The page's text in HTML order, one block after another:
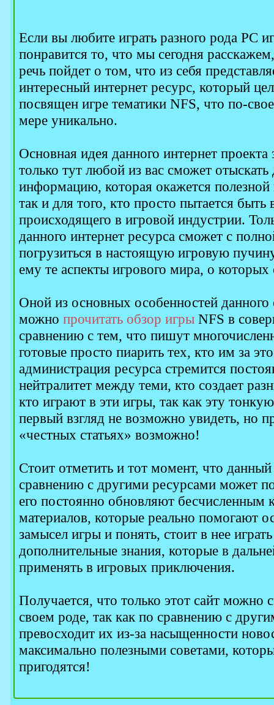
Если вы любите играть разного рода PC
понравится то, что мы сегодня
речь пойдет о том, что из себя
интересный интернет ресурс, который
посвящен игре тематики NFS, что по-
мере уникально.
Основная идея данного интернет
только тут любой из вас сможет
информацию, которая окажется полезной
так и для того, кто просто пытается быть
происходящего в игровой индустрии.
данного интернет ресурса сможет с
погрузиться в настоящую игровую
ему те аспекты игрового мира, о
Оной из основных особенностей данного
можно прочитать обзор игры NFS в
сравнению с тем, что пишут
готовые просто пиарить тех, кто им за
администрация ресурса стремится
нейтралитет между теми, кто создает
кто играют в эти игры, так как эту
первый взгляд не возможно увидеть, но
«честных статьях» возможно!
Стоит отметить и тот момент, что
сравнению с другими ресурсами может
его постоянно обновляют бесчисленным
материалов, которые реально помогают
замысел игры и понять, стоит в нее
дополнительные знания, которые в
применять в игровых приключения.
Получается, что только этот сайт можно
своем роде, так как по сравнению с
превосходит их из-за насыщенности
максимально полезными советами,
пригодятся!